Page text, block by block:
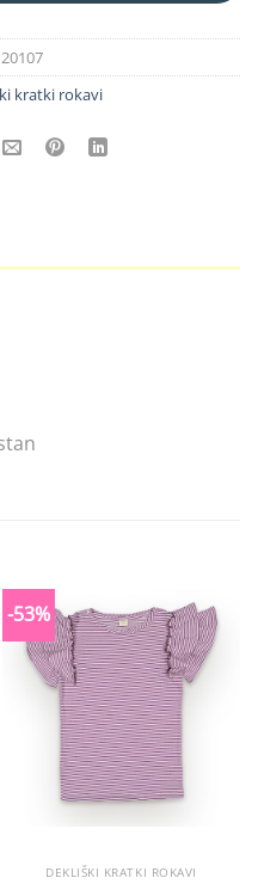
kratki rokavi
-53%
DEKLIŠKI KRATKI ROKAVI